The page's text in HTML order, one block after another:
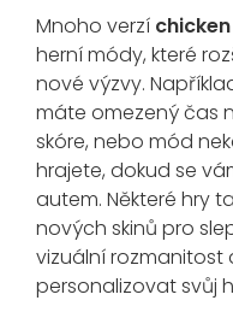
Mnoho verzí
herní módy, které
nové výzvy.
máte omezený čas
skóre, nebo mód
hrajete, dokud se
autem. Některé hry
nových skinů pro
vizuální rozmanitost
personalizovat svůj